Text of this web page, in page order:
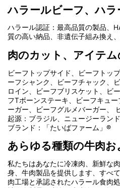
ハラールビーフ、ハラ
ハラール認証：最高品質の製品、
質の高い納品、非遺伝子組み換え
肉のカット、アイテム
ビーフトップサイド、ビーフトッ
ーフシャンク、ビーフチャック、
ロイン、ビーフブリスケット、ビ
フTボーンステーキ、ビーフキュ
ーガー、ビーフグルメバーガー、
起源：ブラジル、ニュージーラン
ブランド：「たいばファーム」®
あらゆる種類の牛肉お
私たちはあなたに冷凍肉、新鮮な
身、牛肉製品を提供します、すべ
肉工場と承認されたハラール食肉